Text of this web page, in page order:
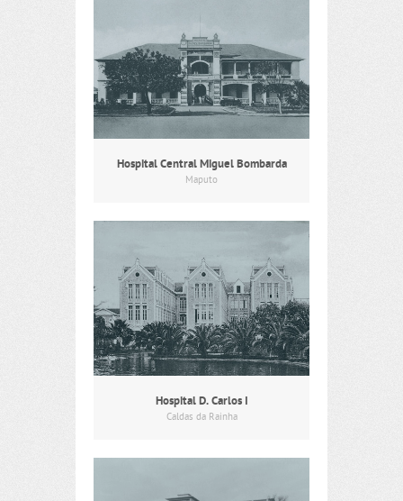
Hospital Central Miguel Bombarda
Maputo
Hospital D. Carlos I
Caldas da Rainha